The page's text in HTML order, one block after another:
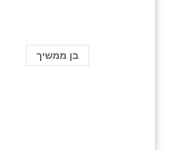
בן ממשיך